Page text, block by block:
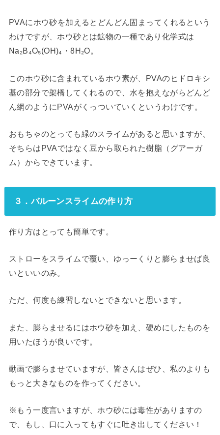
PVAにホウ砂を加えるとどんどん固まってくれるという
わけですが、ホウ砂とは鉱物の一種であり化学式は
Na₂B₄O₅(OH)₄・8H₂O。
このホウ砂に含まれているホウ素が、PVAのヒドロキシ
基の部分で架橋してくれるので、水を抱えながらどんど
ん網のようにPVAがくっついていくというわけです。
おもちゃのとっても緑のスライムがあると思いますが、
そちらはPVAではなく豆から取られた樹脂（グアーガ
ム）からできています。
３．バルーンスライムの作り方
作り方はとっても簡単です。
ストローをスライムで覆い、ゆっーくりと膨らませば良
いといいのみ。
ただ、何度も練習しないとできないと思います。
また、膨らませるにはホウ砂を加え、硬めにしたものを
用いたほうが良いです。
動画で膨らませていますが、皆さんはぜひ、私のよりも
もっと大きなものを作ってください。
※もう一度言いますが、ホウ砂には毒性がありますの
で、もし、口に入ってもすぐに吐き出してください！